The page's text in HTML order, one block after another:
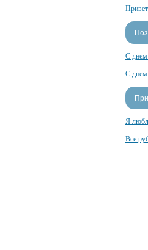
Привет
С
С днем
Я
Все